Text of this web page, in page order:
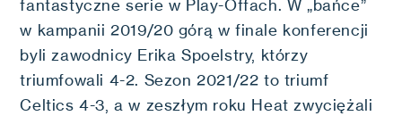
fantastyczne serie w Play-Offach. W „bańce”
w kampanii 2019/20 górą w finale konferencji
byli zawodnicy Erika Spoelstry, którzy
triumfowali 4-2. Sezon 2021/22 to triumf
Celtics 4-3, a w zeszłym roku Heat zwyciężali